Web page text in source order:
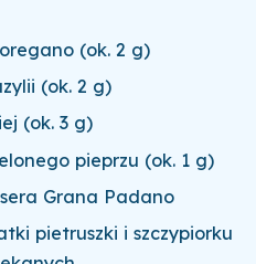
(ok. 2 g)
(ok. 2 g)
(ok. 3 g)
pieprzu (ok. 1 g)
Grana Padano
pietruszki i szczypiorku